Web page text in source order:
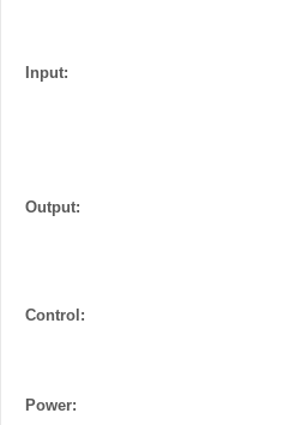
Input:
Output:
Control:
Power: